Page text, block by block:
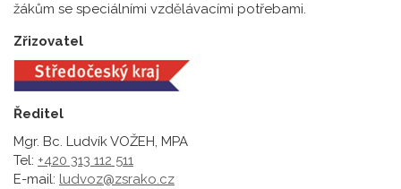
žákům se speciálními vzdělávacími potřebami.
Zřizovatel
Ředitel
Mgr. Bc. Ludvík VOŽEH, MPA
Tel: +420 313 112 511
E-mail: ludvoz@zsrako.cz